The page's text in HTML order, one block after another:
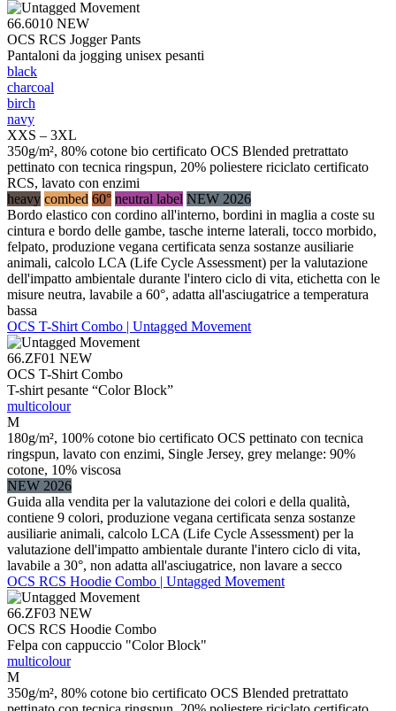
66.6010 NEW
OCS RCS Jogger Pants
Pantaloni da jogging unisex pesanti
black
charcoal
birch
navy
XXS – 3XL
350g/m², 80% cotone bio certificato OCS Blended pretrattato
pettinato con tecnica ringspun, 20% poliestere riciclato certificato
RCS, lavato con enzimi
heavy combed 60° neutral label NEW 2026
Bordo elastico con cordino all'interno, bordini in maglia a coste su
cintura e bordo delle gambe, tasche interne laterali, tocco morbido,
felpato, produzione vegana certificata senza sostanze ausiliarie
animali, calcolo LCA (Life Cycle Assessment) per la valutazione
dell'impatto ambientale durante l'intero ciclo di vita, etichetta con le
misure neutra, lavabile a 60°, adatta all'asciugatrice a temperatura
bassa
OCS T-Shirt Combo | Untagged Movement
66.ZF01 NEW
OCS T-Shirt Combo
T-shirt pesante “Color Block”
multicolour
M
180g/m², 100% cotone bio certificato OCS pettinato con tecnica
ringspun, lavato con enzimi, Single Jersey, grey melange: 90%
cotone, 10% viscosa
NEW 2026
Guida alla vendita per la valutazione dei colori e della qualità,
contiene 9 colori, produzione vegana certificata senza sostanze
ausiliarie animali, calcolo LCA (Life Cycle Assessment) per la
valutazione dell'impatto ambientale durante l'intero ciclo di vita,
lavabile a 30°, non adatta all'asciugatrice, non lavare a secco
OCS RCS Hoodie Combo | Untagged Movement
66.ZF03 NEW
OCS RCS Hoodie Combo
Felpa con cappuccio "Color Block"
multicolour
M
350g/m², 80% cotone bio certificato OCS Blended pretrattato